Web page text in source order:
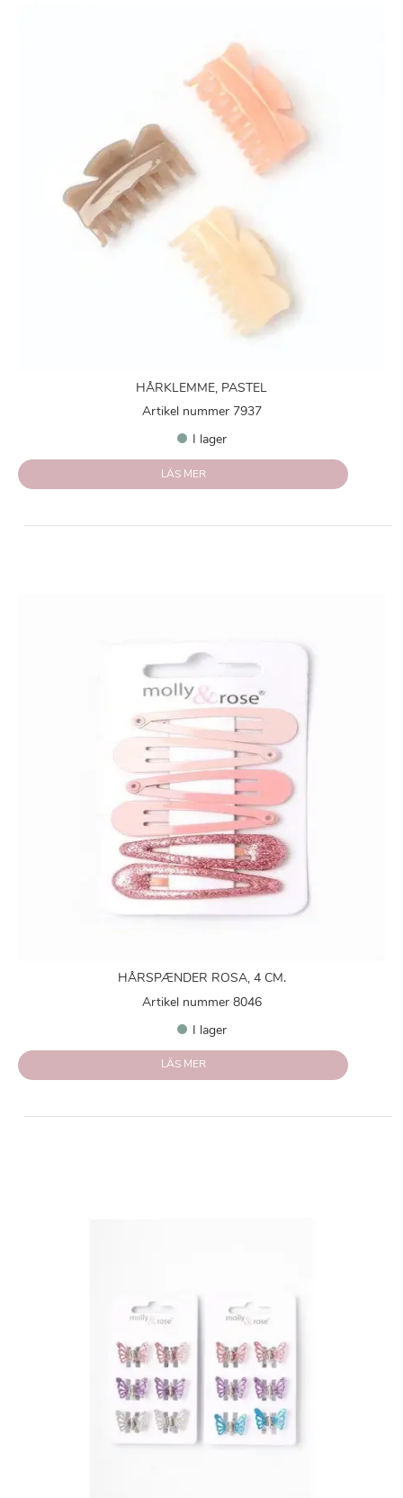
HÅRKLEMME, PASTEL
Artikel nummer 7937
I lager
LÄS MER
HÅRSPÆNDER ROSA, 4 CM.
Artikel nummer 8046
I lager
LÄS MER